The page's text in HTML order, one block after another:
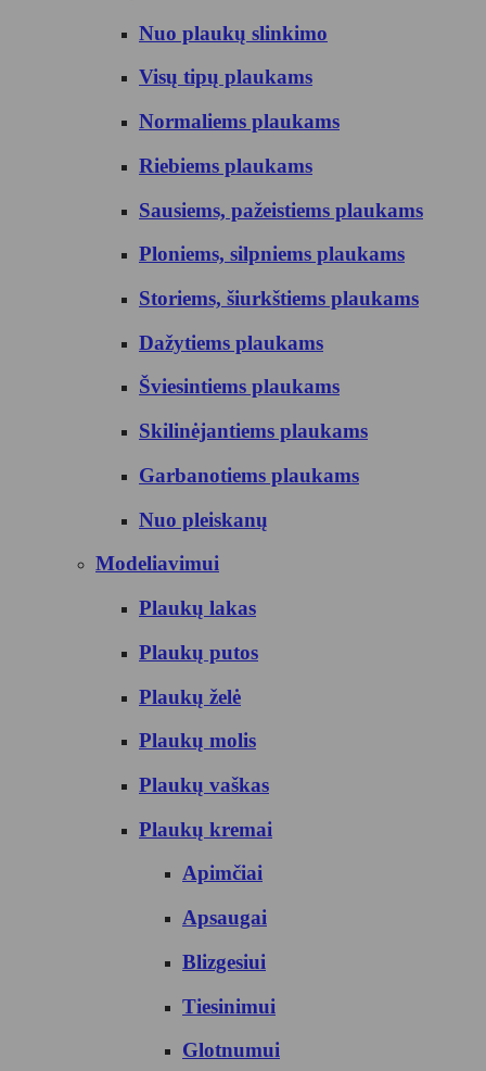
Nuo plaukų slinkimo
Visų tipų plaukams
Normaliems plaukams
Riebiems plaukams
Sausiems, pažeistiems plaukams
Ploniems, silpniems plaukams
Storiems, šiurkštiems plaukams
Dažytiems plaukams
Šviesintiems plaukams
Skilinėjantiems plaukams
Garbanotiems plaukams
Nuo pleiskanų
Modeliavimui
Plaukų lakas
Plaukų putos
Plaukų želė
Plaukų molis
Plaukų vaškas
Plaukų kremai
Apimčiai
Apsaugai
Blizgesiui
Tiesinimui
Glotnumui